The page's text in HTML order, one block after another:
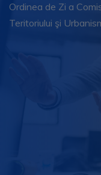
Ordinea de Zi a
Teritoriului şi